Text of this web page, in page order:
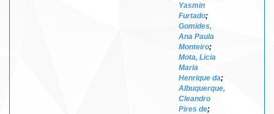
Yasmin
Furtado;
Gomides,
Ana Paula
Monteiro;
Mota, Licia
Maria
Henrique da;
Albuquerque,
Cleandro
Pires de;